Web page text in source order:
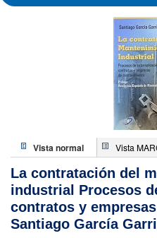
Vista normal Vista
La contratación del
industrial Procesos
contratos y
Santiago García